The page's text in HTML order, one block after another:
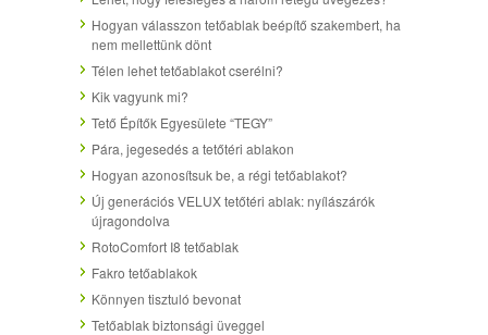
Hogyan válasszon tetőablak beépítő szakembert, ha
nem mellettünk dönt
Télen lehet tetőablakot cserélni?
Kik vagyunk mi?
Tető Építők Egyesülete “TEGY”
Pára, jegesedés a tetőtéri ablakon
Hogyan azonosítsuk be, a régi tetőablakot?
Új generációs VELUX tetőtéri ablak: nyílászárók
újragondolva
RotoComfort I8 tetőablak
Fakro tetőablakok
Könnyen tisztuló bevonat
Tetőablak biztonsági üveggel